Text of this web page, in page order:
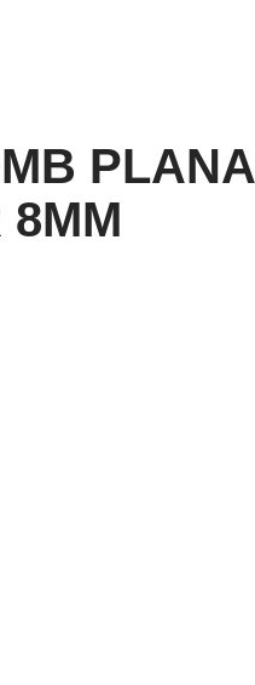
PLANA
8MM